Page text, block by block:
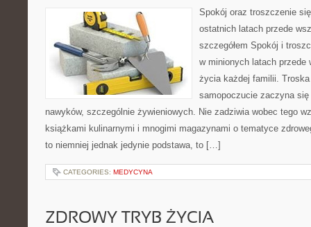
Spokój oraz troszczenie
ostatnich latach przede
szczegółem Spokój i
w minionych latach
życia każdej familii. Troska
samopoczucie zaczyna
nawyków, szczególnie żywieniowych. Nie zadziwia wobec tego
książkami kulinarnymi i mnogimi magazynami o tematyce
to niemniej jednak jedynie podstawa, to […]
CATEGORIES: MEDYCYNA
ZDROWY TRYB ŻYCIA